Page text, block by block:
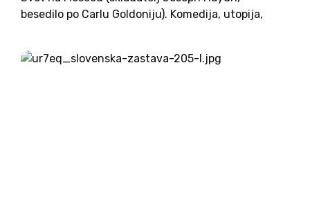
besedilo po Carlu Goldoniju). Komedija, utopija,
pričakujemo od v Benetkah rojenega
komediografa? V ljubljanski Operi so prikupno...